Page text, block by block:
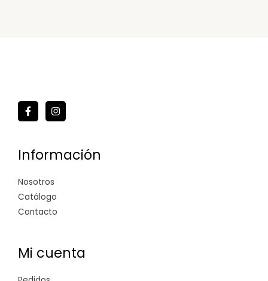
Información
Nosotros
Catálogo
Contacto
Mi cuenta